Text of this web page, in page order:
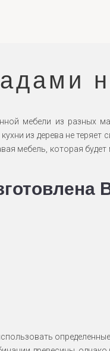
мебели из разных
из дерева не
мебель, которая
определенные